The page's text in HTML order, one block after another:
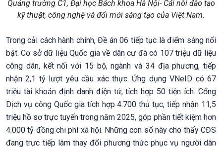
Quảng trường C1, Đại học Bách khoa Hà Nội- Cái nôi đào tạo
kỹ thuật, công nghệ và đổi mới sáng tạo của Việt Nam.
Trong cải cách hành chính, Đề án 06 tiếp tục là điểm sáng nổi
bật. Cơ sở dữ liệu Quốc gia về dân cư đã có 107 triệu dữ liệu
công dân, kết nối với 15 bộ, ngành và 34 địa phương, tiếp
nhận 2,1 tỷ lượt yêu cầu xác thực. Ứng dụng VNeID có 67
triệu tài khoản định danh điện tử, tích hợp 50 tiện ích. Cổng
Dịch vụ công Quốc gia tích hợp 4.700 thủ tục, tiếp nhận 11,5
triệu hồ sơ trực tuyến trong năm 2025, góp phần tiết kiệm hơn
4.000 tỷ đồng chi phí xã hội. Những con số này cho thấy CĐS
đang trực tiếp làm thay đổi phương thức phục vụ người dân